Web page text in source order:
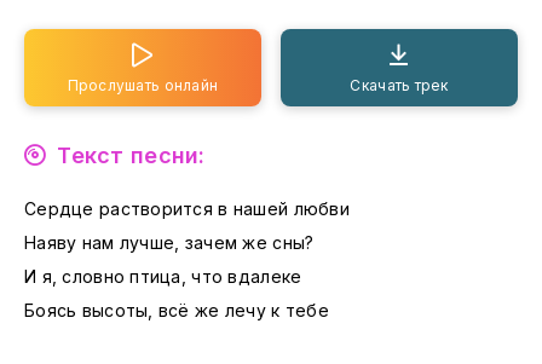
Прослушать онлайн Скачать трек
Текст песни:
Сердце растворится в нашей любви
Наяву нам лучше, зачем же сны?
И я, словно птица, что вдалеке
Боясь высоты, всё же лечу к тебе